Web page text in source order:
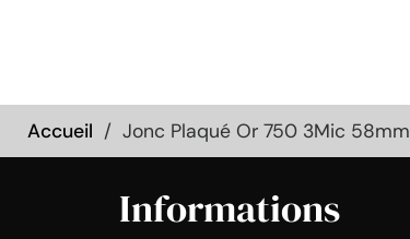
Accueil Jonc Plaqué Or 750 3Mic 58mm
Informations